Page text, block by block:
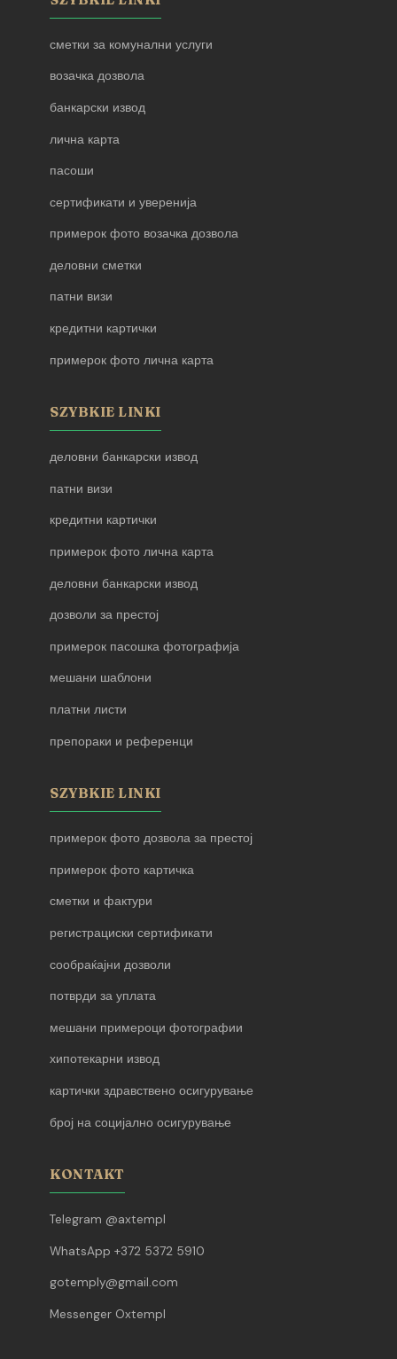
сметки за комунални услуги
возачка дозвола
банкарски извод
лична карта
пасоши
сертификати и уверенија
примерок фото возачка дозвола
деловни сметки
патни визи
кредитни картички
примерок фото лична карта
SZYBKIE LINKI
деловни банкарски извод
патни визи
кредитни картички
примерок фото лична карта
деловни банкарски извод
дозволи за престој
примерок пасошка фотографија
мешани шаблони
платни листи
препораки и референци
SZYBKIE LINKI
примерок фото дозвола за престој
примерок фото картичка
сметки и фактури
регистрациски сертификати
сообраќајни дозволи
потврди за уплата
мешани примероци фотографии
хипотекарни извод
картички здравствено осигурување
број на социјално осигурување
KONTAKT
Telegram @axtempl
WhatsApp +372 5372 5910
gotemply@gmail.com
Messenger Oxtempl